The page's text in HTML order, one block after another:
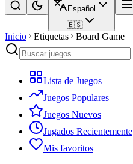
Español
🇪🇸
Inicio Etiquetas Board Game
Lista de Juegos
Juegos Populares
Juegos Nuevos
Jugados Recientemente
Mis favoritos